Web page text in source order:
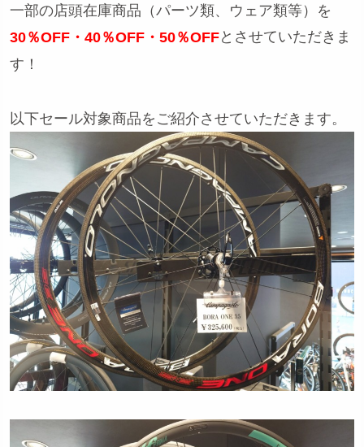
一部の店頭在庫商品（パーツ類、ウェア類等）を
30％OFF・40％OFF・50％OFFとさせていただきま
す！
以下セール対象商品をご紹介させていただきます。